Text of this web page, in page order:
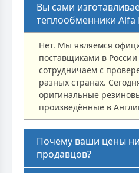
Вы сами
теплообменники Alfa
Нет. Мы являемся
поставщиками в
сотрудничаем с
разных странах.
оригинальные
произведённые в
Почему ваши цены
продавцов?